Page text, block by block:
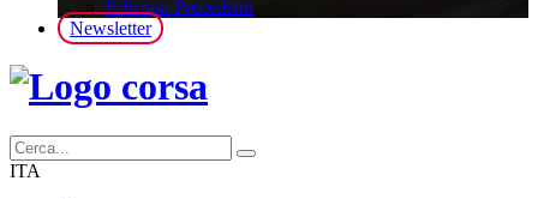
Edizioni Precedenti
Newsletter
ITA